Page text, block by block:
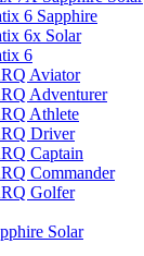
6 Sapphire
6x Solar
6
Aviator
Adventurer
Athlete
Driver
Captain
Commander
Golfer
Solar